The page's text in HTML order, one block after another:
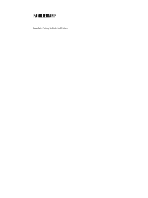
FAMILIENTARIF
Kostenfreies Training für Kinder bis 25 Jahren.